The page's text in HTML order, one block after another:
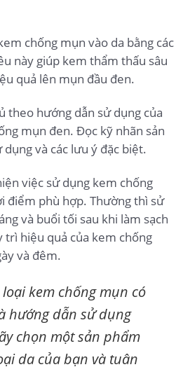
chống mụn vào da bằng các
này giúp kem thẩm thấu sâu
quả lên mụn đầu đen.
theo hướng dẫn sử dụng của
mụn đen. Đọc kỹ nhãn sản
và các lưu ý đặc biệt.
việc sử dụng kem chống
điểm phù hợp. Thường thì sử
và buổi tối sau khi làm sạch
trì hiệu quả của kem chống
và đêm.
kem chống mụn có
hướng dẫn sử dụng
chọn một sản phẩm
da của bạn và tuân